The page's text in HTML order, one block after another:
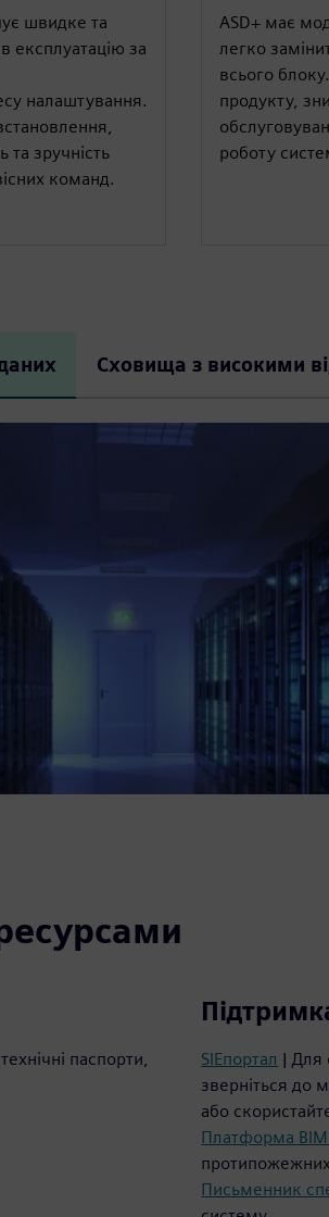
швидке та
експлуатацію за
налаштування.
зручність
команд.
ASD+ має
легко
всього
продукту,
роботу
Сховища з високими
паспорти,
SIEпортал | Для
зверніться до
або
Платформа BIM
протипожежних
Письменник